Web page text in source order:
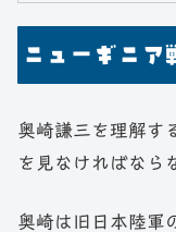
ニューギニア
奥崎謙三を理解す
を見なければなら
奥崎は旧日本陸軍